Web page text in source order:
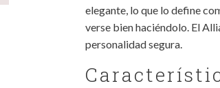
elegante, lo que lo define
verse bien haciéndolo. El
personalidad segura.